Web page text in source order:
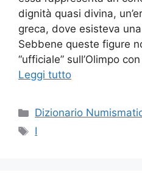
dignità quasi divina,
greca, dove esisteva
Sebbene queste figure
“ufficiale” sull’Olimpo
Leggi tutto
Categorie
Dizionario
Tag
I